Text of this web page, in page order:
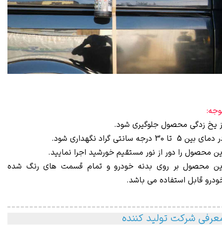
یخ زدگی محصول جلوگیری شود.
بین 5 تا 30 درجه سانتی گراد نگهداری شود.
محصول را دور از نور مستقیم خورشید اجرا نمایید.
محصول بر روی بدنه خودرو و تمام قسمت های رنگ شده
قابل استفاده می باشد.
شرکت تولید کننده